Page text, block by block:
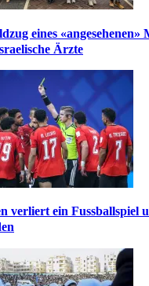
eines
Ärzte
verliert ein Fussballspiel